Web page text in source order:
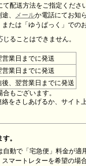
配送方法をご指定ください
、
メールか電話にてお知
たは「ゆうぱっく」での
ることはできません。
営業日までに発送
営業日までに発送
、翌営業日までに発送
もございます。
をさしあげるか、サイト
。
動で「宅急便」料金が適
マートレターを希望の場